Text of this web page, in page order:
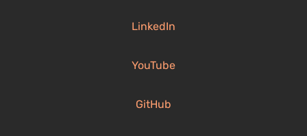
LinkedIn
YouTube
GitHub